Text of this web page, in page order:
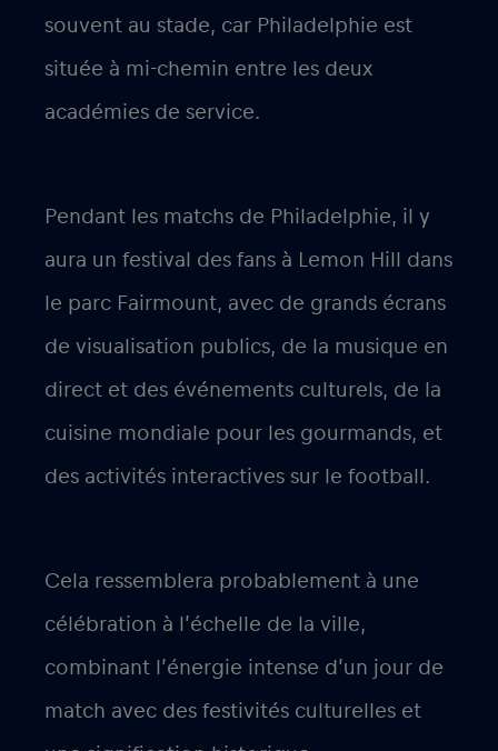
souvent au stade, car Philadelphie est
située à mi-chemin entre les deux
académies de service.
Pendant les matchs de Philadelphie, il y
aura un festival des fans à Lemon Hill dans
le parc Fairmount, avec de grands écrans
de visualisation publics, de la musique en
direct et des événements culturels, de la
cuisine mondiale pour les gourmands, et
des activités interactives sur le football.
Cela ressemblera probablement à une
célébration à l’échelle de la ville,
combinant l’énergie intense d’un jour de
match avec des festivités culturelles et